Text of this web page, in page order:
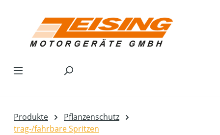
Produkte
Pflanzenschutz
trag-/fahrbare Spritzen